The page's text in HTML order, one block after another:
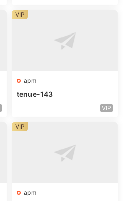
apm
tenue-143
VIP
VIP
apm
VIP